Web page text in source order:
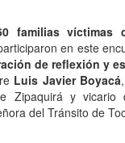
familias víctimas
en este
de reflexión y
Luis Javier Boyacá
Zipaquirá y vicario
del Tránsito de